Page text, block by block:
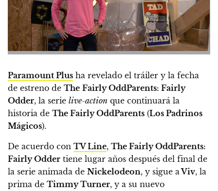
Paramount Plus ha revelado el tráiler y la fecha
de estreno de The Fairly OddParents: Fairly
Odder, la serie live-action que continuará la
historia de The Fairly OddParents (Los Padrinos
Mágicos).
De acuerdo con TV Line, The Fairly OddParents:
Fairly Odder tiene lugar años después del final de
la serie animada de Nickelodeon, y sigue aViv, la
prima de Timmy Turner, y a su nuevo